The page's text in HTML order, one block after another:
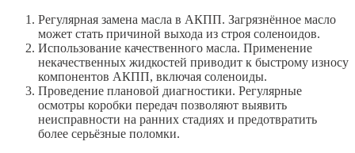
Регулярная замена масла в АКПП. Загрязнённое масло
может стать причиной выхода из строя соленоидов.
Использование качественного масла. Применение
некачественных жидкостей приводит к быстрому износу
компонентов АКПП, включая соленоиды.
Проведение плановой диагностики. Регулярные
осмотры коробки передач позволяют выявить
неисправности на ранних стадиях и предотвратить
более серьёзные поломки.